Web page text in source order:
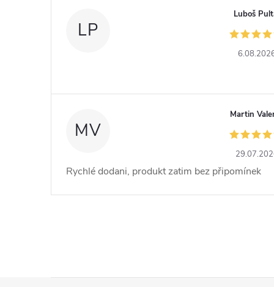
LP
Luboš
MV
Martin
Rychlé dodani, produkt zatim bez připomínek